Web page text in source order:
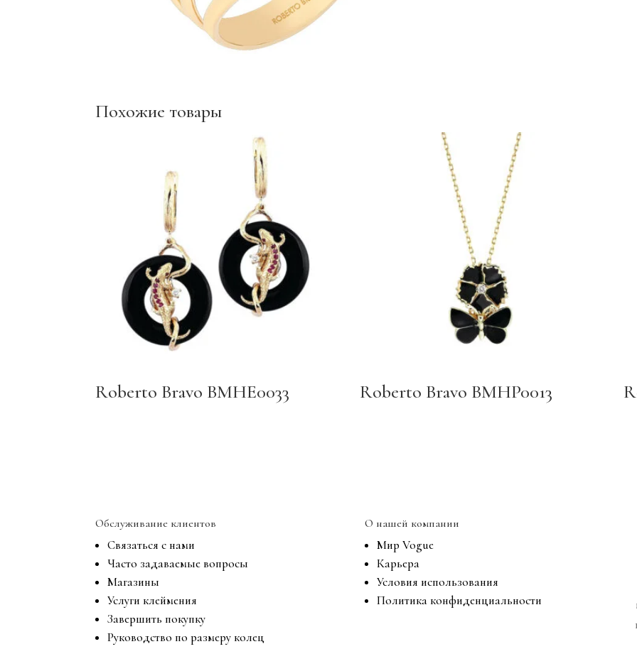
Похожие товары
Roberto Bravo BMHE0033 Roberto Bravo BMHP0013
Обслуживание клиентов
Связаться с нами
Часто задаваемые вопросы
Магазины
Услуги клеймения
Завершить покупку
Руководство по размеру колец
О нашей компании
Мир Vogue
Карьера
Условия использования
Политика конфиденциальности